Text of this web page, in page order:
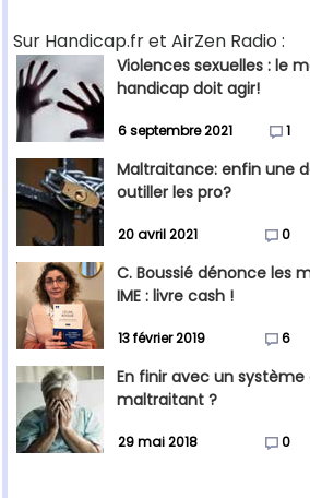
Sur Handicap.fr et AirZen Radio :
Violences sexuelles : le
handicap doit agir!
6 septembre 2021 1
Maltraitance: enfin une
outiller les pro?
20 avril 2021 0
C. Boussié dénonce les
IME : livre cash !
13 février 2019 6
En finir avec un
maltraitant ?
29 mai 2018 0